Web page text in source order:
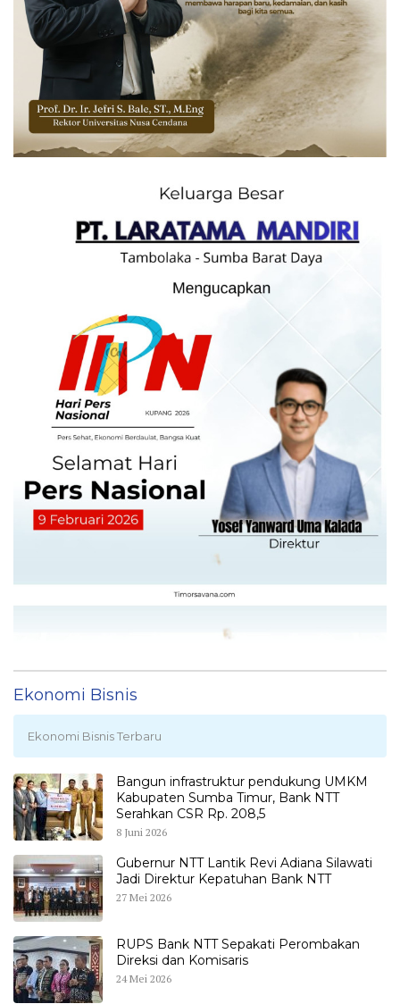
Ekonomi Bisnis
Ekonomi Bisnis Terbaru
Bangun infrastruktur pendukung UMKM
Kabupaten Sumba Timur, Bank NTT
Serahkan CSR Rp. 208,5
8 Juni 2026
Gubernur NTT Lantik Revi Adiana Silawati
Jadi Direktur Kepatuhan Bank NTT
27 Mei 2026
RUPS Bank NTT Sepakati Perombakan
Direksi dan Komisaris
24 Mei 2026